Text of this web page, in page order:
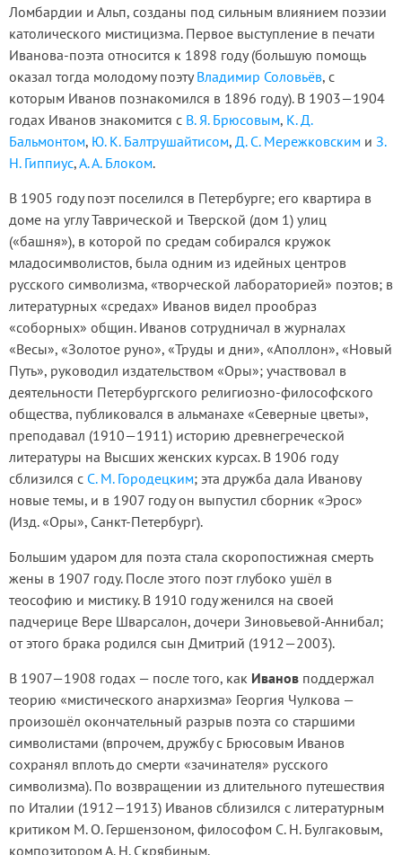
Ломбардии и Альп, созданы под сильным влиянием поэзии
католического мистицизма. Первое выступление в печати
Иванова-поэта относится к 1898 году (большую помощь
оказал тогда молодому поэтуВладимир Соловьёв, с
которым Иванов познакомился в 1896 году). В 1903—1904
годах Иванов знакомится с В. Я. Брюсовым, К. Д.
Бальмонтом, Ю. К. Балтрушайтисом, Д. С. Мережковским и З.
Н. Гиппиус,А. А. Блоком.
В 1905 году поэт поселился в Петербурге; его квартира в
доме на углу Таврической и Тверской (дом 1) улиц
(«башня»), в которой по средам собирался кружок
младосимволистов, была одним из идейных центров
русского символизма, «творческой лабораторией» поэтов; в
литературных «средах» Иванов видел прообраз
«соборных» общин. Иванов сотрудничал в журналах
«Весы», «Золотое руно», «Труды и дни», «Аполлон», «Новый
Путь», руководил издательством «Оры»; участвовал в
деятельности Петербургского религиозно-философского
общества, публиковался в альманахе «Северные цветы»,
преподавал (1910—1911) историю древнегреческой
литературы на Высших женских курсах. В 1906 году
сблизился с С. М. Городецким; эта дружба дала Иванову
новые темы, и в 1907 году он выпустил сборник «Эрос»
(Изд. «Оры», Санкт-Петербург).
Большим ударом для поэта стала скоропостижная смерть
жены в 1907 году. После этого поэт глубоко ушёл в
теософию и мистику. В 1910 году женился на своей
падчерице Вере Шварсалон, дочери Зиновьевой-Аннибал;
от этого брака родился сын Дмитрий (1912—2003).
В 1907—1908 годах — после того, как Иванов поддержал
теорию «мистического анархизма» Георгия Чулкова —
произошёл окончательный разрыв поэта со старшими
символистами (впрочем, дружбу с Брюсовым Иванов
сохранял вплоть до смерти «зачинателя» русского
символизма). По возвращении из длительного путешествия
по Италии (1912—1913) Иванов сблизился с литературным
критиком М. О. Гершензоном, философом С. Н. Булгаковым,
композитором А. Н. Скрябиным.